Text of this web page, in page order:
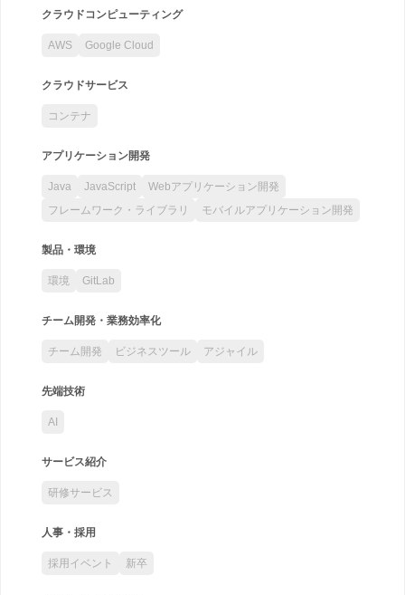
クラウドコンピューティング
AWS Google Cloud
クラウドサービス
コンテナ
アプリケーション開発
Java JavaScript
Webアプリケーション開発
フレームワーク・ライブラリ
モバイルアプリケーション開発
製品・環境
環境 GitLab
チーム開発・業務効率化
チーム開発 ビジネスツール アジャイル
先端技術
AI
サービス紹介
研修サービス
人事・採用
採用イベント 新卒